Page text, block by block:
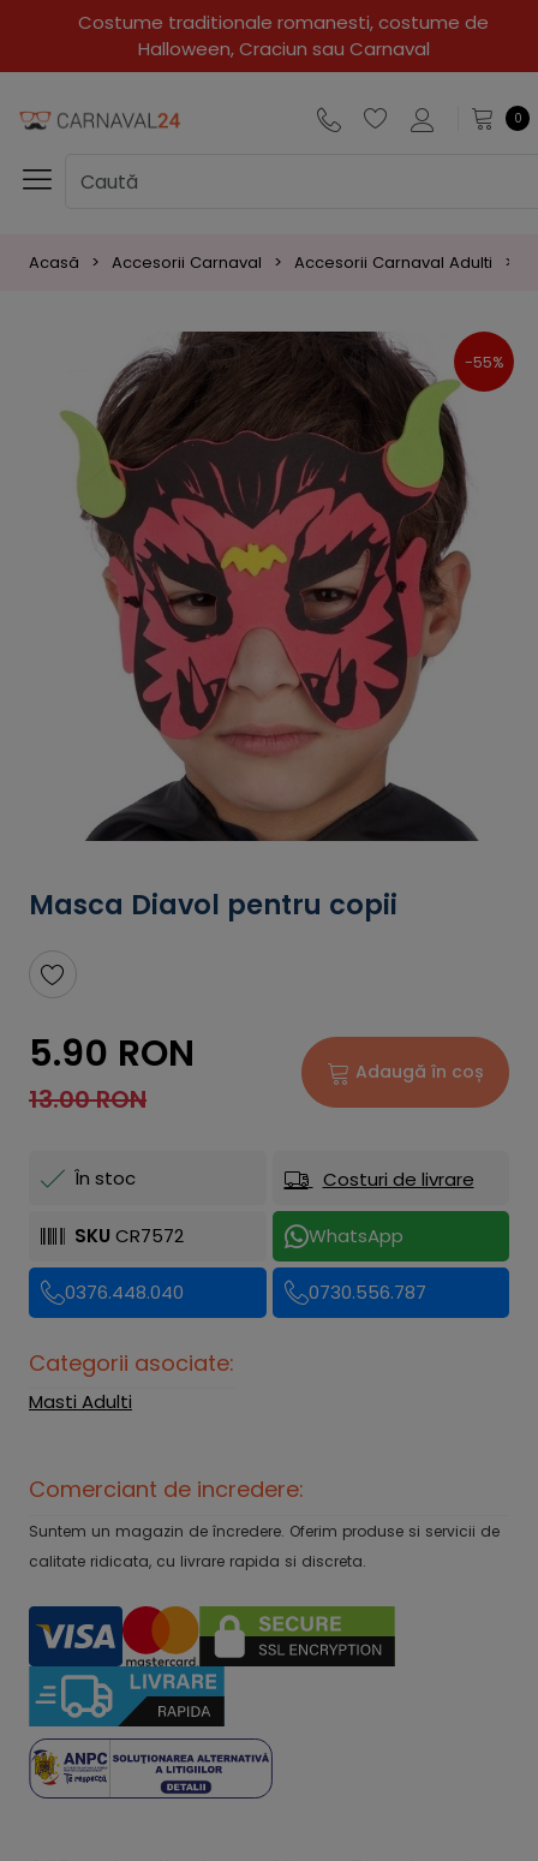
Costume traditionale romanesti, costume de
Halloween, Craciun sau Carnaval
0
Acasă Accesorii Carnaval Accesorii Carnaval Adulti
-55%
Masca Diavol pentru copii
5.90 RON
13.00 RON
Adaugă în coș
În stoc Costuri de livrare
SKU CR7572 WhatsApp
0376.448.040 0730.556.787
Categorii asociate:
Masti Adulti
Comerciant de incredere:
Suntem un magazin de încredere. Oferim produse si servicii de
calitate ridicata, cu livrare rapida si discreta.